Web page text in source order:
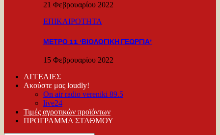
21 Φεβρουαρίου 2022
ΕΠΙΚΑΙΡΟΤΗΤΑ
ΜΕΤΡΟ 11 ‘ΒΙΟΛΟΓΙΚΗ ΓΕΩΡΓΙΑ’
15 Φεβρουαρίου 2022
ΑΓΓΕΛΙΕΣ
Ακούστε μας loudly!
On air radio vereniki 89.5
live24
Τιμές αγροτικών προϊόντων
ΠΡΟΓΡΑΜΜΑ ΣΤΑΘΜΟΥ